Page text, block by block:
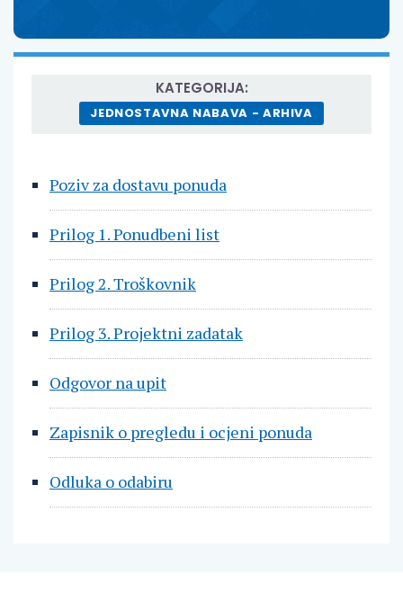
KATEGORIJA:
JEDNOSTAVNA NABAVA - ARHIVA
Poziv za dostavu ponuda
Prilog 1. Ponudbeni list
Prilog 2. Troškovnik
Prilog 3. Projektni zadatak
Odgovor na upit
Zapisnik o pregledu i ocjeni ponuda
Odluka o odabiru